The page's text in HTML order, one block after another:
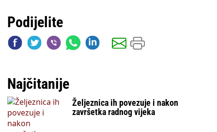
Podijelite
Najčitanije
Željeznica ih povezuje i nakon
završetka radnog vijeka